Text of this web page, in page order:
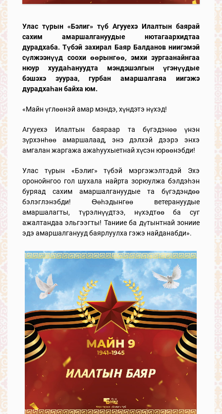
Улас түрын «Бэлиг» түб Агууехэ Илалтын баярай
сахим амаршалгануудые нютагаархидтаа
дурадхаба. Түбэй захирал Баяр Балданов ниигэмэй
сүлжээнүүд соохи өөрынгөө, эмхи зургаанайнгаа
нюур хуудаһануудта мэндэшэлгын үгэнүүдые
бэшэхэ зуураа, гурбан амаршалгаяа иигэжэ
дурадхаһан байха юм.
«Майн үглөөнэй амар мэндэ, хүндэтэ нүхэд!
Агууехэ Илалтын баяраар та бүгэдэнөө үнэн
зүрхэнһөө амаршалаад, энэ дэлхэй дээрэ энхэ
амгалан жаргажа ажаһуухыетнай хүсэн юрөөнэбди!
Улас түрын «Бэлиг» түбэй мэргэжэлтэдэй Эхэ
оронойнгоо гол шухала найрта зорюулжа бэлдэһэн
буряад сахим амаршалгануудые та бүгэдэндөө
бэлэглэнэбди! Өөһэдынгөө ветерануудые
амаршалагты, түрэлнүүдтээ, нүхэдтөө ба суг
ажалтандаа эльгээгты! Таниие ба дүтынтнай зониие
эдэ амаршалганууд баярлуулха гэжэ найданабди».